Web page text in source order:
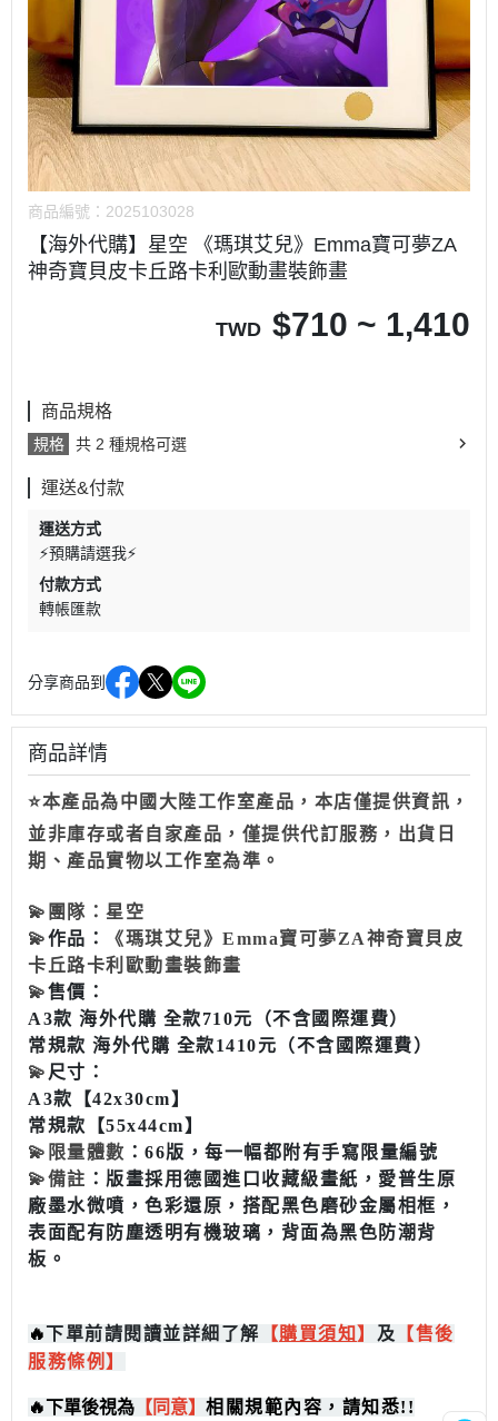
商品編號： 2025103028
【海外代購】星空 《瑪琪艾兒》Emma寶可夢ZA
神奇寶貝皮卡丘路卡利歐動畫裝飾畫
TWD $710 ~ 1,410
商品規格
規格 共 2 種規格可選
運送&付款
運送方式
⚡預購請選我⚡
付款方式
轉帳匯款
分享商品到
商品詳情
⭐本產品為中國大陸工作室產品，本店僅提供資訊，
並非庫存或者自家產品，僅提供代訂服務，出貨日
期、產品實物以工作室為準。
💫 團隊：星空
💫作品：
《瑪琪艾兒》Emma寶可夢ZA神奇寶貝皮
卡丘路卡利歐動畫裝飾畫
💫售價：
A3款 海外代購 全款710元（不含國際運費）
常規款 海外代購 全款1410元（不含國際運費）
💫 尺寸：
A3款【42x30cm】
常規款【55x44cm】
💫 限量體數 ：66版，每一幅都附有手寫限量編號
💫備註 ：版畫採用德國進口收藏級畫紙，愛普生原
廠墨水微噴，色彩還原，搭配黑色磨砂金屬相框，
表面配有防塵透明有機玻璃，背面為黑色防潮背
板。
🔥下單前請閱讀並詳細了解 【購買須知 】 及 【售後
服務條例】
🔥下單後視為 【同意】 相關規範內容，請知悉!!